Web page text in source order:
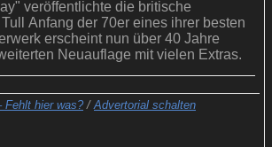
veröffentlichte die britische
Anfang der 70er eines ihrer besten
erscheint nun über 40 Jahre
Neuauflage mit vielen Extras.
Fehlt hier was? / Advertorial schalten